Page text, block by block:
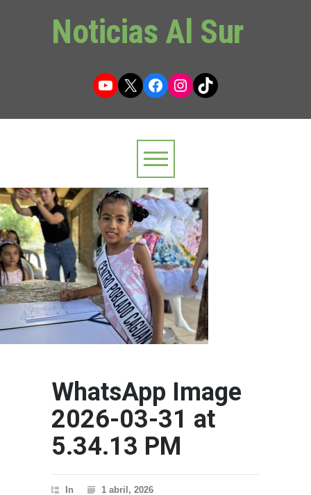
Noticias Al Sur
YouTube
X Facebook
Instagram
TikTok
WhatsApp Image
2026-03-31 at
5.34.13 PM
In
1 abril, 2026